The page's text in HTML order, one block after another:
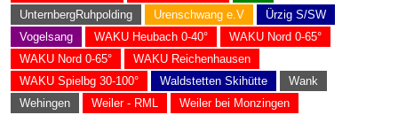
UnternbergRuhpolding
Urenschwang e.V
Ürzig S/SW
Vogelsang
WAKU Heubach 0-40°
WAKU Nord 0-65°
WAKU Nord 0-65°
WAKU Reichenhausen
WAKU Spielbg 30-100°
Waldstetten Skihütte
Wank
Wehingen
Weiler - RML Weiler bei Monzingen